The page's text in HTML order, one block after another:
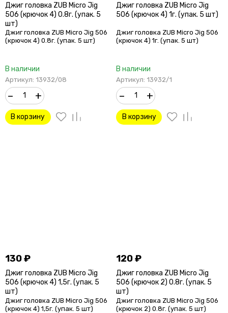
Джиг головка ZUB Micro Jig
506 (крючок 4) 0.8г. (упак. 5
шт)
Джиг головка ZUB Micro Jig 506
(крючок 4) 0.8г. (упак. 5 шт)
В наличии
Артикул: 13932/08
– +
В корзину
Джиг головка ZUB Micro Jig
506 (крючок 4) 1г. (упак. 5 шт)
Джиг головка ZUB Micro Jig 506
(крючок 4) 1г. (упак. 5 шт)
В наличии
Артикул: 13932/1
– +
В корзину
130₽
Джиг головка ZUB Micro Jig
506 (крючок 4) 1,5г. (упак. 5
шт)
Джиг головка ZUB Micro Jig 506
(крючок 4) 1,5г. (упак. 5 шт)
120₽
Джиг головка ZUB Micro Jig
506 (крючок 2) 0.8г. (упак. 5
шт)
Джиг головка ZUB Micro Jig 506
(крючок 2) 0.8г. (упак. 5 шт)